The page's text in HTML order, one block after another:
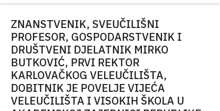
ZNANSTVENIK, SVEUČILIŠNI
PROFESOR, GOSPODARSTVENIK I
DRUŠTVENI DJELATNIK MIRKO
BUTKOVIĆ, PRVI REKTOR
KARLOVAČKOG VELEUČILIŠTA,
DOBITNIK JE POVELJE VIJEĆA
VELEUČILIŠTA I VISOKIH ŠKOLA U